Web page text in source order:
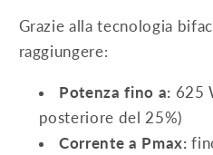
Grazie alla tecnologia
raggiungere:
Potenza fino a: 625
posteriore del 25%)
Corrente a Pmax: